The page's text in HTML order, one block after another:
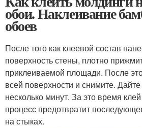
обои. Наклеивание
обоев
После того как клеевой состав
поверхность стены, плотно
приклеиваемой площади. После
всей поверхности и снимите.
несколько минут. За это время
процесс предотвратит
на стыках.